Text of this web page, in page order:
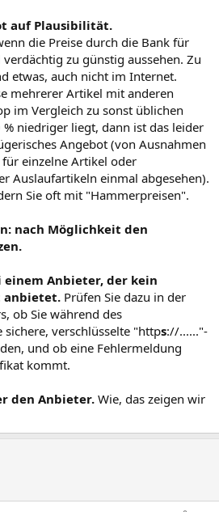
auf Plausibilität.
die Preise durch die Bank für
zu günstig aussehen. Zu
etwas, auch nicht im Internet.
mehrerer Artikel mit anderen
im Vergleich zu sonst üblichen
niedriger liegt, dann ist das leider
Angebot (von Ausnahmen
einzelne Artikel oder
Auslaufartikeln einmal abgesehen).
Sie oft mit "Hammerpreisen".
nach Möglichkeit den
einem Anbieter, der kein
anbietet. Prüfen Sie dazu in der
ob Sie während des
sichere, verschlüsselte "https://......"-
und ob eine Fehlermeldung
kommt.
den Anbieter. Wie, das zeigen wir